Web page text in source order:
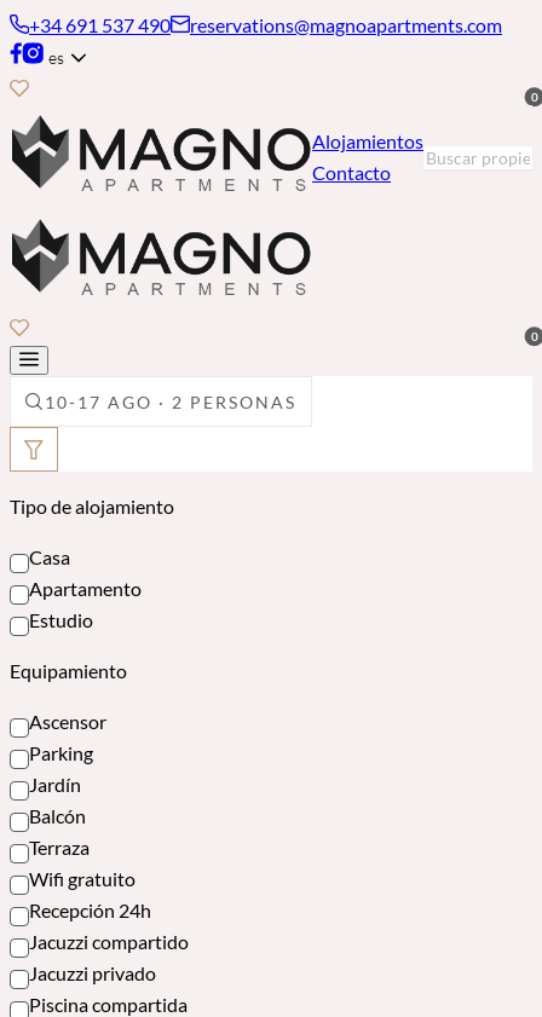
+34 691 537 490 reservations@magnoapartments.com
es
0
Alojamientos
Contacto
0
10-17 AGO · 2 PERSONAS
Tipo de alojamiento
Casa
Apartamento
Estudio
Equipamiento
Ascensor
Parking
Jardín
Balcón
Terraza
Wifi gratuito
Recepción 24h
Jacuzzi compartido
Jacuzzi privado
Piscina compartida